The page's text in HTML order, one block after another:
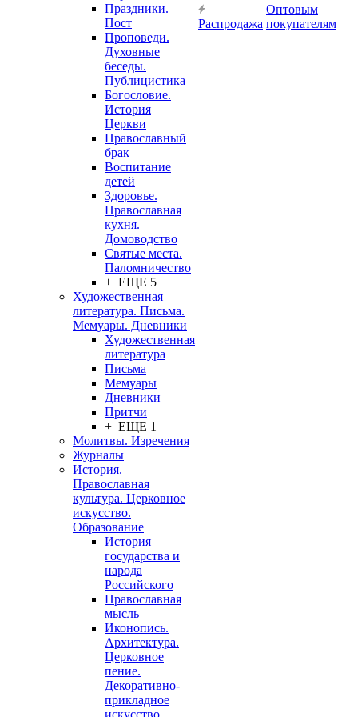
Праздники.
Пост
Проповеди.
Духовные
беседы.
Публицистика
Богословие.
История
Церкви
Православный
брак
Воспитание
детей
Здоровье.
Православная
кухня.
Домоводство
Святые места.
Паломничество
+ ЕЩЕ 5
Художественная
литература. Письма.
Мемуары. Дневники
Художественная
литература
Письма
Мемуары
Дневники
Притчи
+ ЕЩЕ 1
Молитвы. Изречения
Журналы
История.
Православная
культура. Церковное
искусство.
Образование
История
государства и
народа
Российского
Православная
мысль
Иконопись.
Архитектура.
Церковное
пение.
Декоративно-
прикладное
искусство
Распродажа
Оптовым
покупателям